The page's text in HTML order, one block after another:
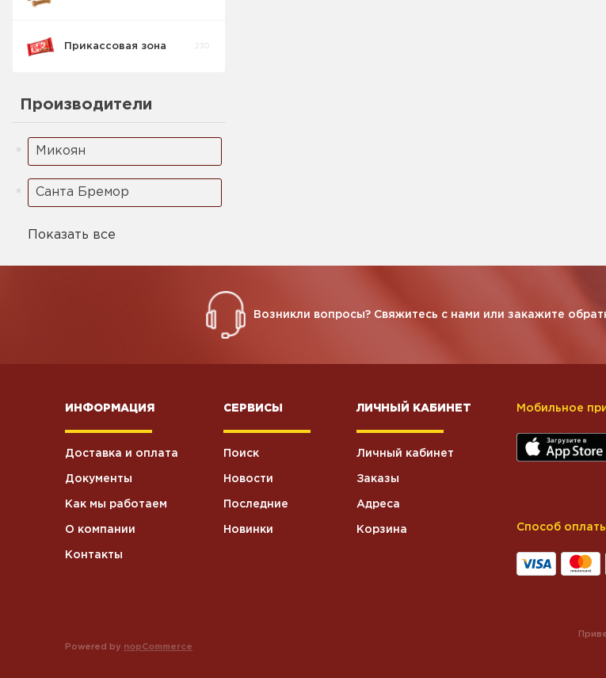
Прикассовая зона 230
Производители
Микоян
Санта Бремор
Показать все
Возникли вопросы? Свяжитесь с нами или закажите
ИНФОРМАЦИЯ
Доставка и оплата
Документы
Как мы работаем
О компании
Контакты
СЕРВИСЫ
Поиск
Новости
Последние
Новинки
ЛИЧНЫЙ КАБИНЕТ
Личный кабинет
Заказы
Адреса
Корзина
Мобильное
Способ
Powered by nopCommerce